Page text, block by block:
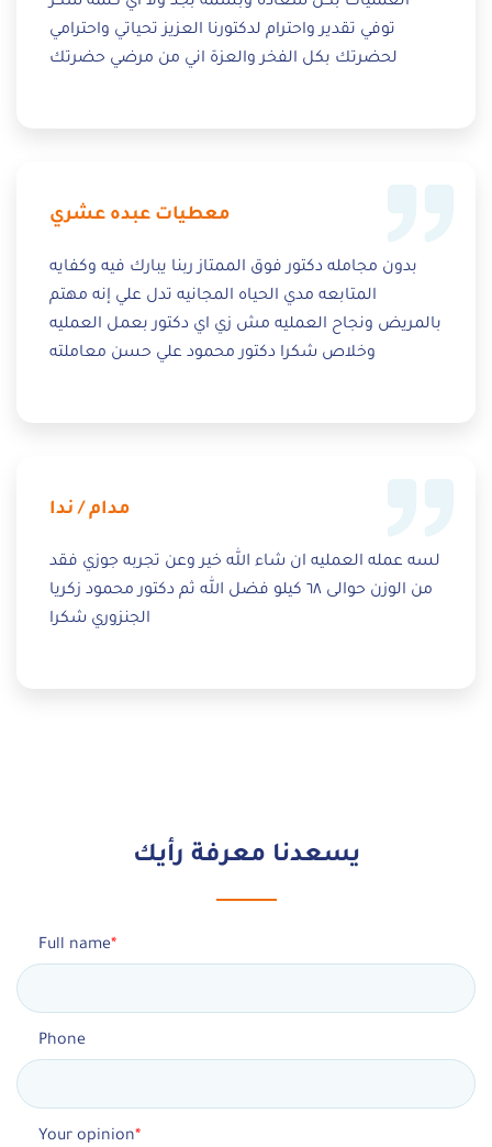
توفي تقدير واحترام لدكتورنا العزيز تحياتي واحترامي
لحضرتك بكل الفخر والعزة اني من مرضي حضرتك
معطيات عبده عشري
بدون مجامله دكتور فوق الممتاز ربنا يبارك فيه وكفايه
المتابعه مدي الحياه المجانيه تدل علي إنه مهتم
بالمريض ونجاح العمليه مش زي اي دكتور بعمل العمليه
وخلاص شكرا دكتور محمود علي حسن معاملته
مدام / ندا
لسه عمله العمليه ان شاء الله خير وعن تجربه جوزي فقد
من الوزن حوالى ٦٨ كيلو فضل الله ثم دكتور محمود زكريا
الجنزوري شكرا
يسعدنا معرفة رأيك
Full name
Phone
Your opinion